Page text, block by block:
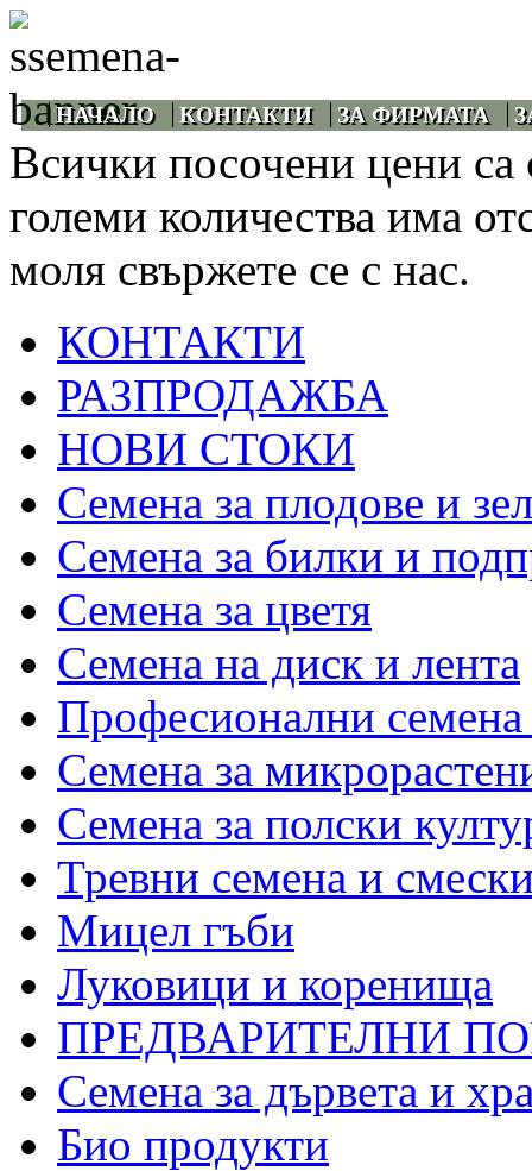
НАЧАЛО КОНТАКТИ ЗА ФИРМАТА
Всички посочени цени
големи количества има
моля свържете се с нас.
КОНТАКТИ
РАЗПРОДАЖБА
НОВИ СТОКИ
Семена за плодове и
Семена за билки и
Семена за цветя
Семена на диск и лента
Професионални
Семена за
Семена за полски
Тревни семена и
Мицел гъби
Луковици и коренища
ПРЕДВАРИТЕЛНИ
Семена за дървета и
Био продукти